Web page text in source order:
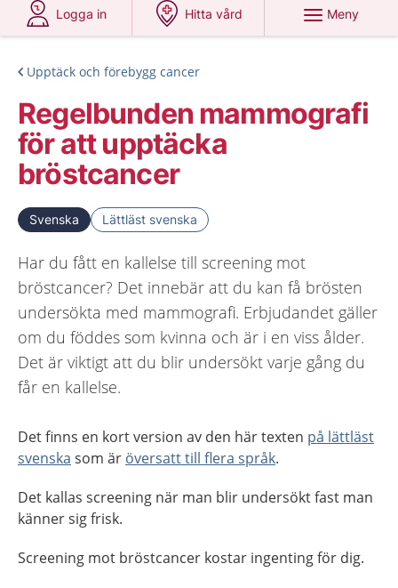
Logga in
Hitta vård
Meny
Upptäck och förebygg cancer
Regelbunden mammografi
för att upptäcka
bröstcancer
Svenska Lättläst svenska
Har du fått en kallelse till screening mot
bröstcancer? Det innebär att du kan få brösten
undersökta med mammografi. Erbjudandet gäller
om du föddes som kvinna och är i en viss ålder.
Det är viktigt att du blir undersökt varje gång du
får en kallelse.
Det finns en kort version av den här texten på lättläst
svenska som är översatt till flera språk.
Det kallas screening när man blir undersökt fast man
känner sig frisk.
Screening mot bröstcancer kostar ingenting för dig.